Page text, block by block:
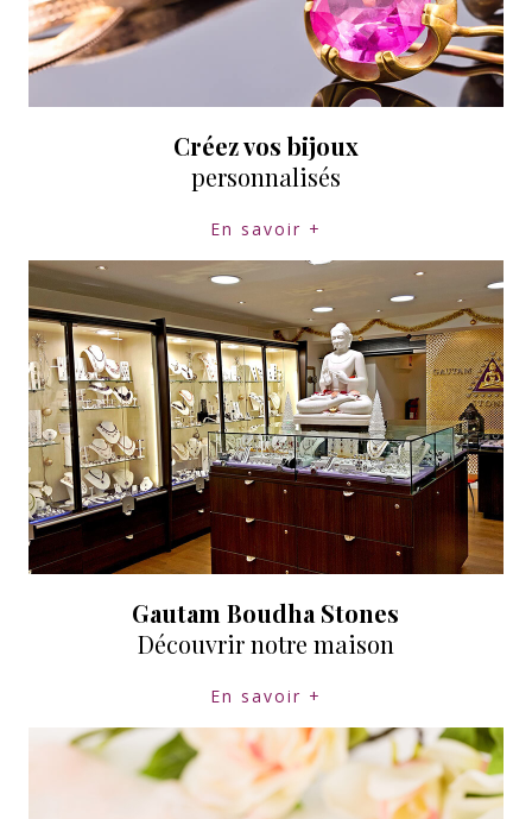
Créez vos bijoux
personnalisés
En savoir +
Gautam Boudha Stones
Découvrir notre maison
En savoir +